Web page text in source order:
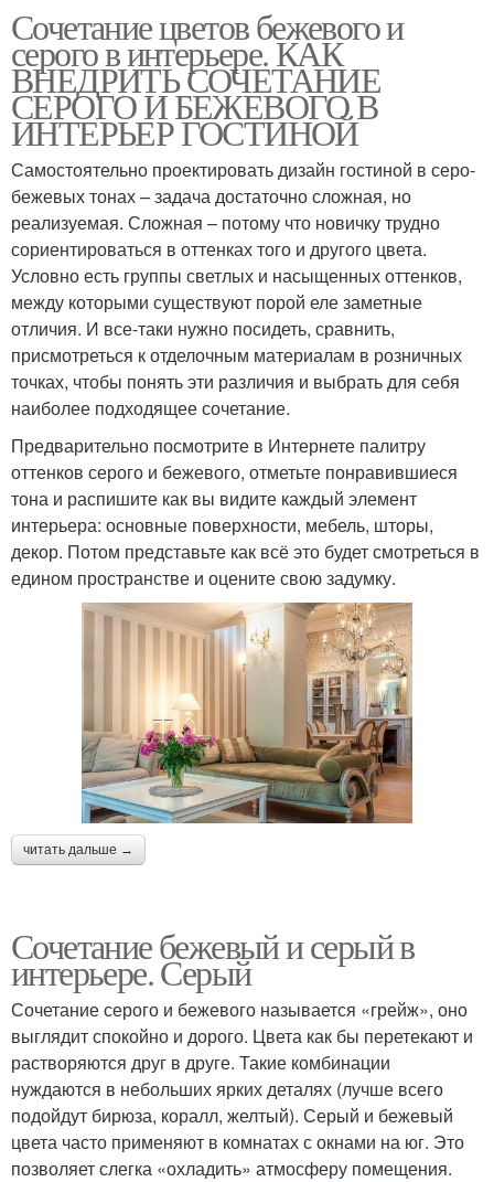
Сочетание цветов бежевого и
серого в интерьере. КАК
ВНЕДРИТЬ СОЧЕТАНИЕ
СЕРОГО И БЕЖЕВОГО В
ИНТЕРЬЕР ГОСТИНОЙ
Самостоятельно проектировать дизайн гостиной в серо-
бежевых тонах – задача достаточно сложная, но
реализуемая. Сложная – потому что новичку трудно
сориентироваться в оттенках того и другого цвета.
Условно есть группы светлых и насыщенных оттенков,
между которыми существуют порой еле заметные
отличия. И все-таки нужно посидеть, сравнить,
присмотреться к отделочным материалам в розничных
точках, чтобы понять эти различия и выбрать для себя
наиболее подходящее сочетание.
Предварительно посмотрите в Интернете палитру
оттенков серого и бежевого, отметьте понравившиеся
тона и распишите как вы видите каждый элемент
интерьера: основные поверхности, мебель, шторы,
декор. Потом представьте как всё это будет смотреться в
едином пространстве и оцените свою задумку.
читать дальше →
Сочетание бежевый и серый в
интерьере. Серый
Сочетание серого и бежевого называется «грейж», оно
выглядит спокойно и дорого. Цвета как бы перетекают и
растворяются друг в друге. Такие комбинации
нуждаются в небольших ярких деталях (лучше всего
подойдут бирюза, коралл, желтый). Серый и бежевый
цвета часто применяют в комнатах с окнами на юг. Это
позволяет слегка «охладить» атмосферу помещения.